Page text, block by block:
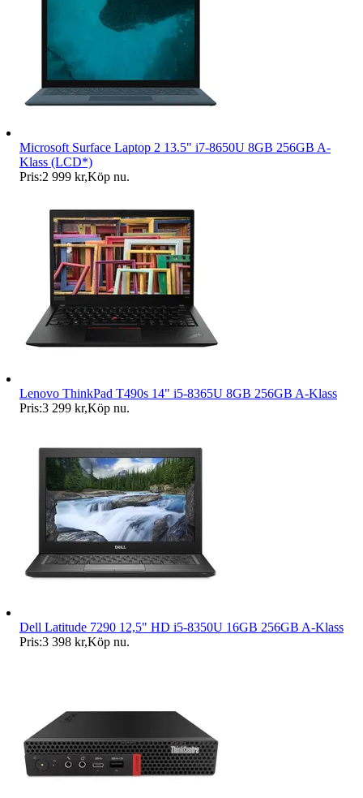
Microsoft Surface Laptop 2 13.5" i7-8650U 8GB 256GB A-
Klass (LCD*)
Pris:2 999 kr,Köp nu.
Lenovo ThinkPad T490s 14" i5-8365U 8GB 256GB A-Klass
Pris:3 299 kr,Köp nu.
Dell Latitude 7290 12,5" HD i5-8350U 16GB 256GB A-Klass
Pris:3 398 kr,Köp nu.